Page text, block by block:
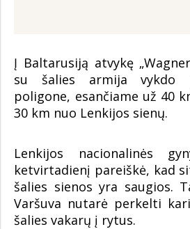
Į Baltarusiją atvykę
su šalies armija vykdo
poligone, esančiame už 40
30 km nuo Lenkijos sienų.
Lenkijos nacionalinės
ketvirtadienį pareiškė, kad
šalies sienos yra saugios.
Varšuva nutarė perkelti
šalies vakarų į rytus.